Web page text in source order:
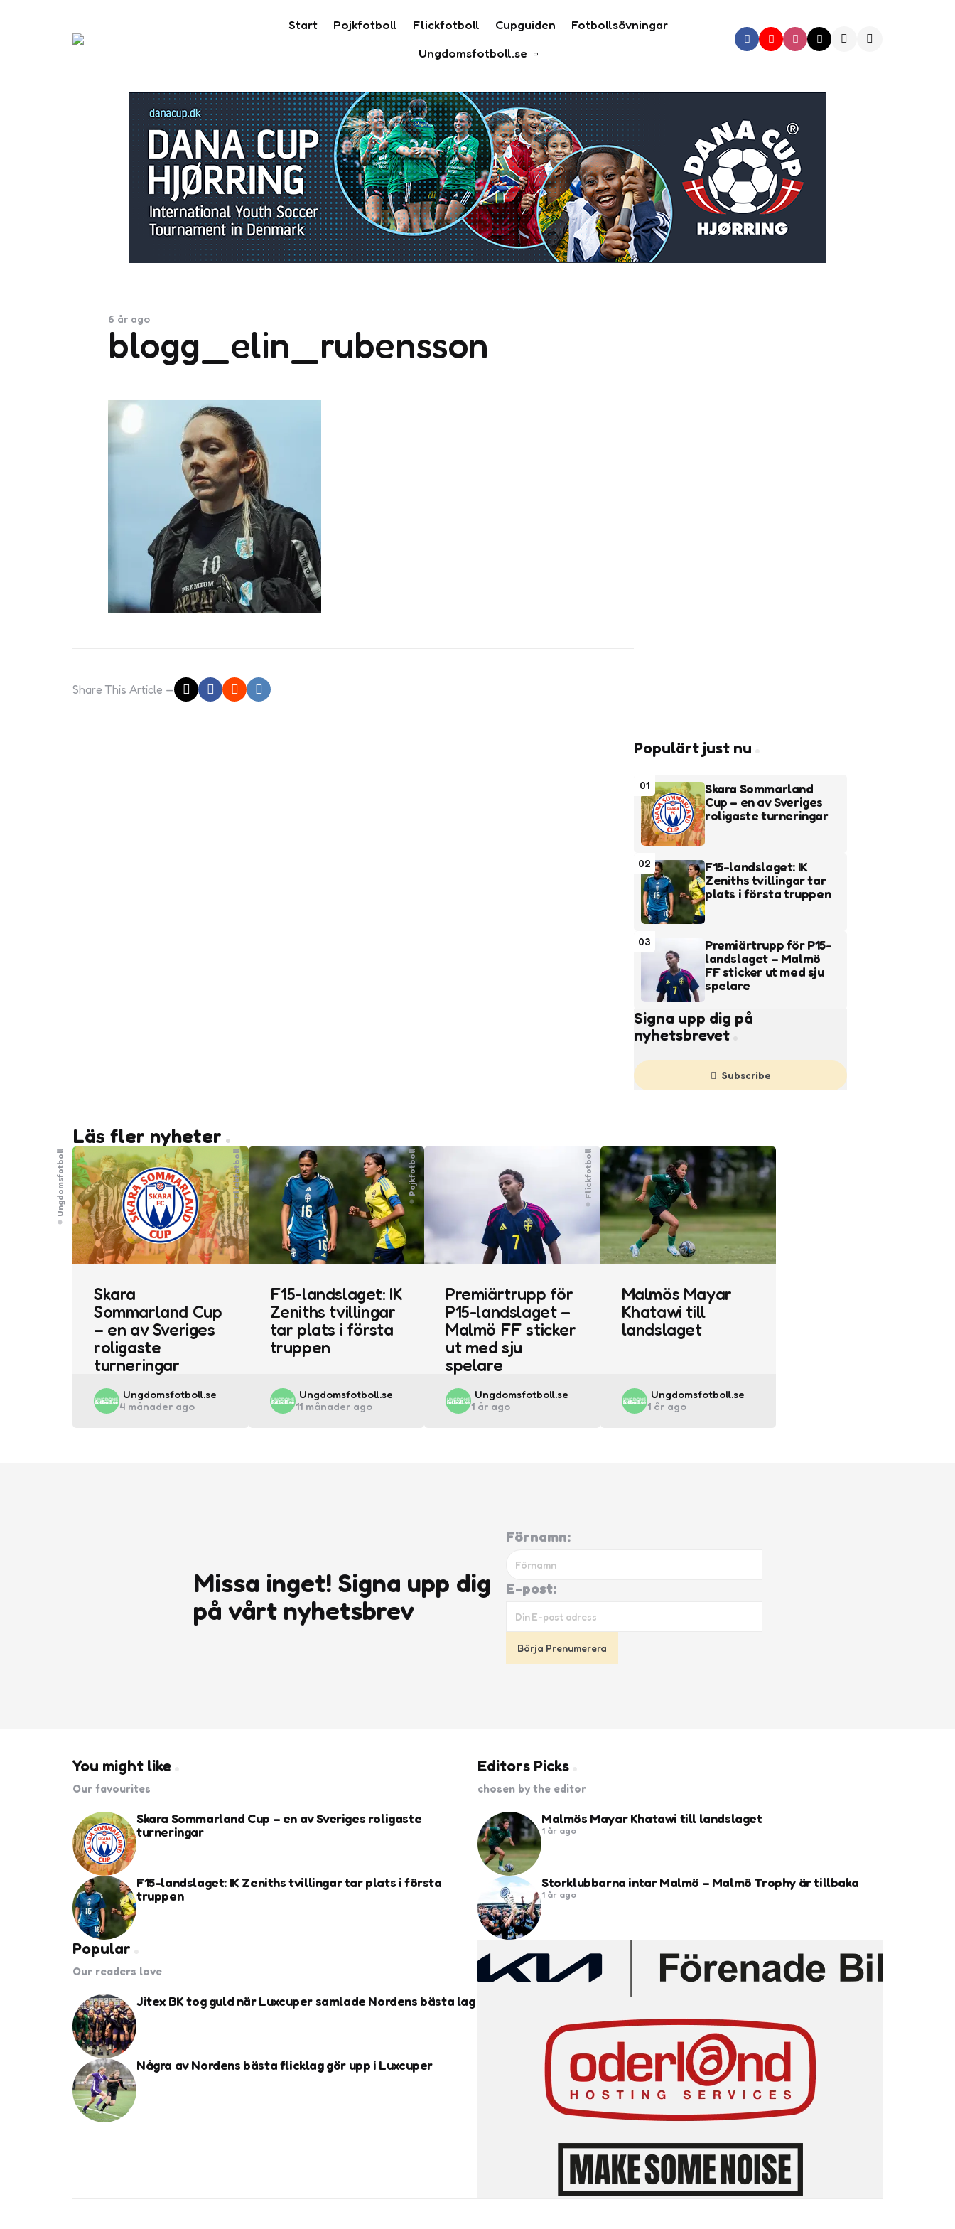
Start Pojkfotboll Flickfotboll Cupguiden
Fotbollsövningar
Ungdomsfotboll.se
blogg_elin_rubensson
6 år ago
Share This Article
Populärt just nu
01
Skara Sommarland
Cup – en av Sveriges
roligaste turneringar
02
F15-landslaget: IK
Zeniths tvillingar tar
plats i första truppen
03
Premiärtrupp för P15-
landslaget – Malmö
FF sticker ut med sju
spelare
Signa upp dig på
nyhetsbrevet
Subscribe
Läs fler nyheter
Ungdomsfotboll
Skara
Sommarland Cup
– en av Sveriges
roligaste
turneringar
Posted
by
Ungdomsfotboll.se
4 månader ago
Flickfotboll
F15-landslaget: IK
Zeniths tvillingar
tar plats i första
truppen
Posted
by
Ungdomsfotboll.se
11 månader ago
Pojkfotboll
Premiärtrupp för
P15-landslaget –
Malmö FF sticker
ut med sju
spelare
Posted
by
Ungdomsfotboll.se
1 år ago
Flickfotboll
Malmös Mayar
Khatawi till
landslaget
Posted
by
Ungdomsfotboll.se
1 år ago
Missa inget! Signa upp dig
på vårt nyhetsbrev
Förnamn:
E-post:
You might like
Our favourites
Skara Sommarland Cup – en av Sveriges roligaste
turneringar
F15-landslaget: IK Zeniths tvillingar tar plats i första
truppen
Editors Picks
chosen by the editor
Malmös Mayar Khatawi till landslaget
1 år ago
Storklubbarna intar Malmö – Malmö Trophy är tillbaka
1 år ago
Popular
Our readers love
Jitex BK tog guld när Luxcuper samlade Nordens bästa lag
Några av Nordens bästa flicklag gör upp i Luxcuper